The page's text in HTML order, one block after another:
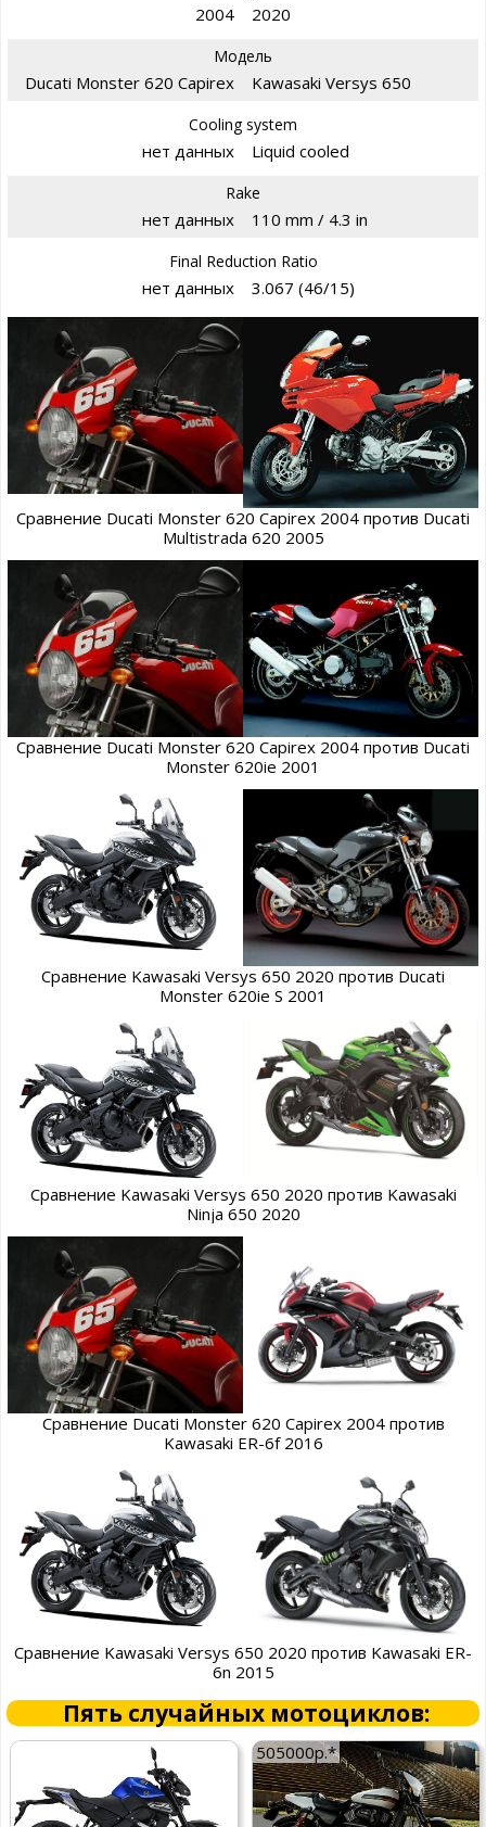
2004 2020
Модель
Ducati Monster 620 Capirex Kawasaki Versys 650
Cooling system
нет данных Liquid cooled
Rake
нет данных 110 mm / 4.3 in
Final Reduction Ratio
нет данных 3.067 (46/15)
Сравнение Ducati Monster 620 Capirex 2004 против Ducati
Multistrada 620 2005
Сравнение Ducati Monster 620 Capirex 2004 против Ducati
Monster 620ie 2001
Сравнение Kawasaki Versys 650 2020 против Ducati
Monster 620ie S 2001
Сравнение Kawasaki Versys 650 2020 против Kawasaki
Ninja 650 2020
Сравнение Ducati Monster 620 Capirex 2004 против
Kawasaki ER-6f 2016
Сравнение Kawasaki Versys 650 2020 против Kawasaki ER-
6n 2015
Пять случайных мотоциклов:
505000р.*